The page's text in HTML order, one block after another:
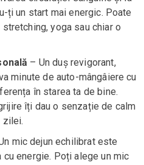
ți un start mai energic. Poate
yoga sau chiar o
– Un duș revigorant,
minute de auto-mângâiere cu
în starea ta de bine.
îți dau o senzație de calm
zilei.
mic dejun echilibrat este
energie. Poți alege un mic